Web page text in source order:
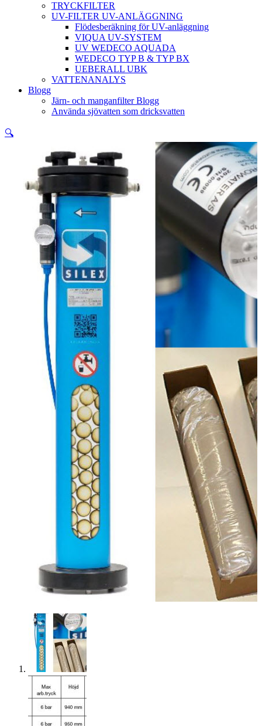
TRYCKFILTER
UV-FILTER UV-ANLÄGGNING
Flödesberäkning för UV-anläggning
VIQUA UV-SYSTEM
UV WEDECO AQUADA
WEDECO TYP B & TYP BX
UEBERALL UBK
VATTENANALYS
Blogg
Järn- och manganfilter Blogg
Använda sjövatten som dricksvatten
🔍